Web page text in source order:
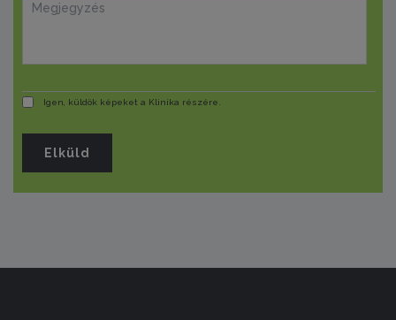
Igen, küldök képeket a Klinika részére.